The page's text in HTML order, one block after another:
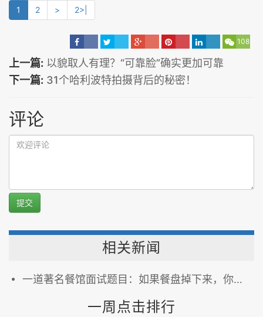
1 2 > 2>|
108
上一篇: 以貌取人有理？“可靠脸”确实更加可靠
下一篇: 31个哈利波特拍摄背后的秘密！
评论
提交
相关新闻
一道著名餐馆面试题目：如果餐盘掉下来，你该怎么办？
一周点击排行